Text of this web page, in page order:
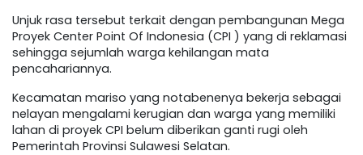
Unjuk rasa tersebut terkait dengan pembangunan Mega
Proyek Center Point Of Indonesia (CPI ) yang di reklamasi
sehingga sejumlah warga kehilangan mata
pencahariannya.
Kecamatan mariso yang notabenenya bekerja sebagai
nelayan mengalami kerugian dan warga yang memiliki
lahan di proyek CPI belum diberikan ganti rugi oleh
Pemerintah Provinsi Sulawesi Selatan.